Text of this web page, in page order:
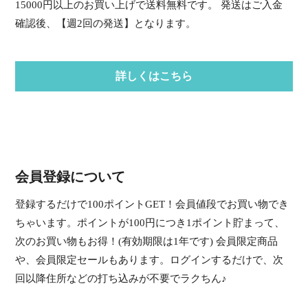
15000円以上のお買い上げで送料無料です。 発送はご入金
確認後、【週2回の発送】となります。
詳しくはこちら
会員登録について
登録するだけで100ポイントGET！会員値段でお買い物でき
ちゃいます。ポイントが100円につき1ポイント貯まって、
次のお買い物もお得！(有効期限は1年です) 会員限定商品
や、会員限定セールもあります。ログインするだけで、次
回以降住所などの打ち込みが不要でラクちん♪